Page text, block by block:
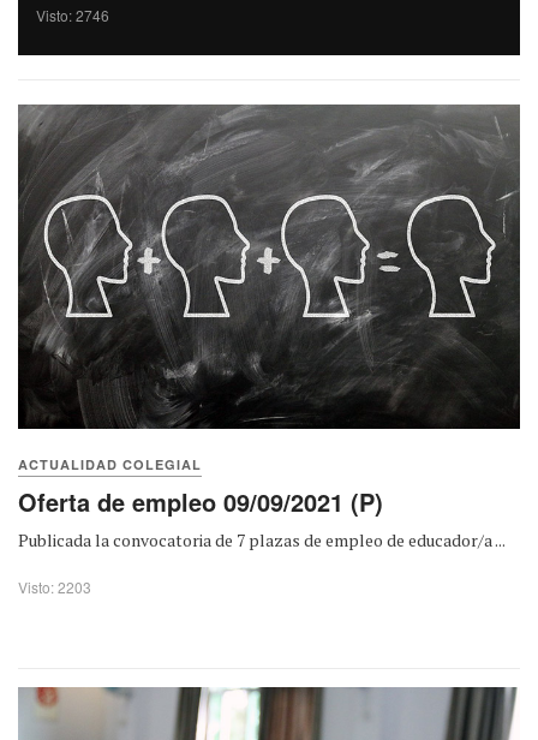
Visto: 2746
ACTUALIDAD COLEGIAL
Oferta de empleo 09/09/2021 (P)
Publicada la convocatoria de 7 plazas de empleo de educador/a ...
Visto: 2203